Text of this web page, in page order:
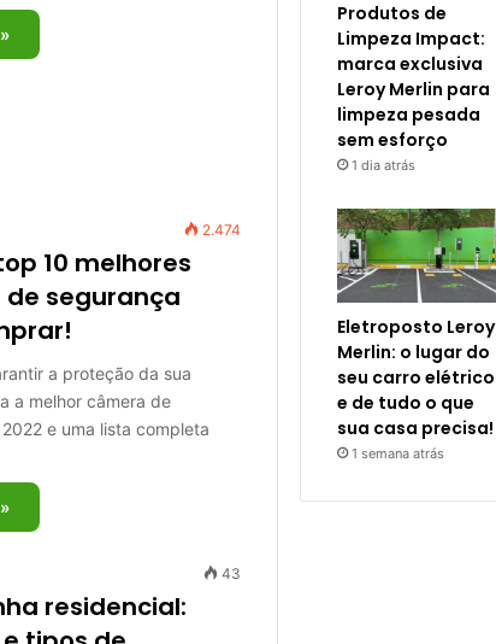
2.474
10 melhores
segurança
a proteção da sua
a melhor câmera de
e uma lista completa
43
residencial:
Produtos de
Limpeza Impact:
marca exclusiva
Leroy Merlin para
limpeza pesada
sem esforço
1 dia atrás
Eletroposto Leroy
Merlin: o lugar do
seu carro elétrico
e de tudo o que
sua casa precisa!
1 semana atrás